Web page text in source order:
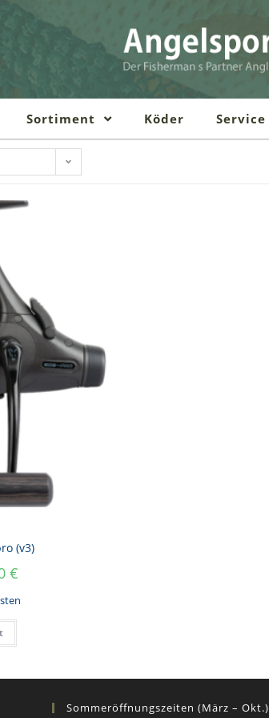
Sortiment Köder Service
(v3)
€
Sommeröffnungszeiten (März – Okt.)